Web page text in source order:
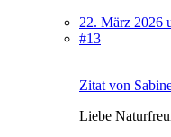
22. März 2026
#13
Zitat von
Liebe